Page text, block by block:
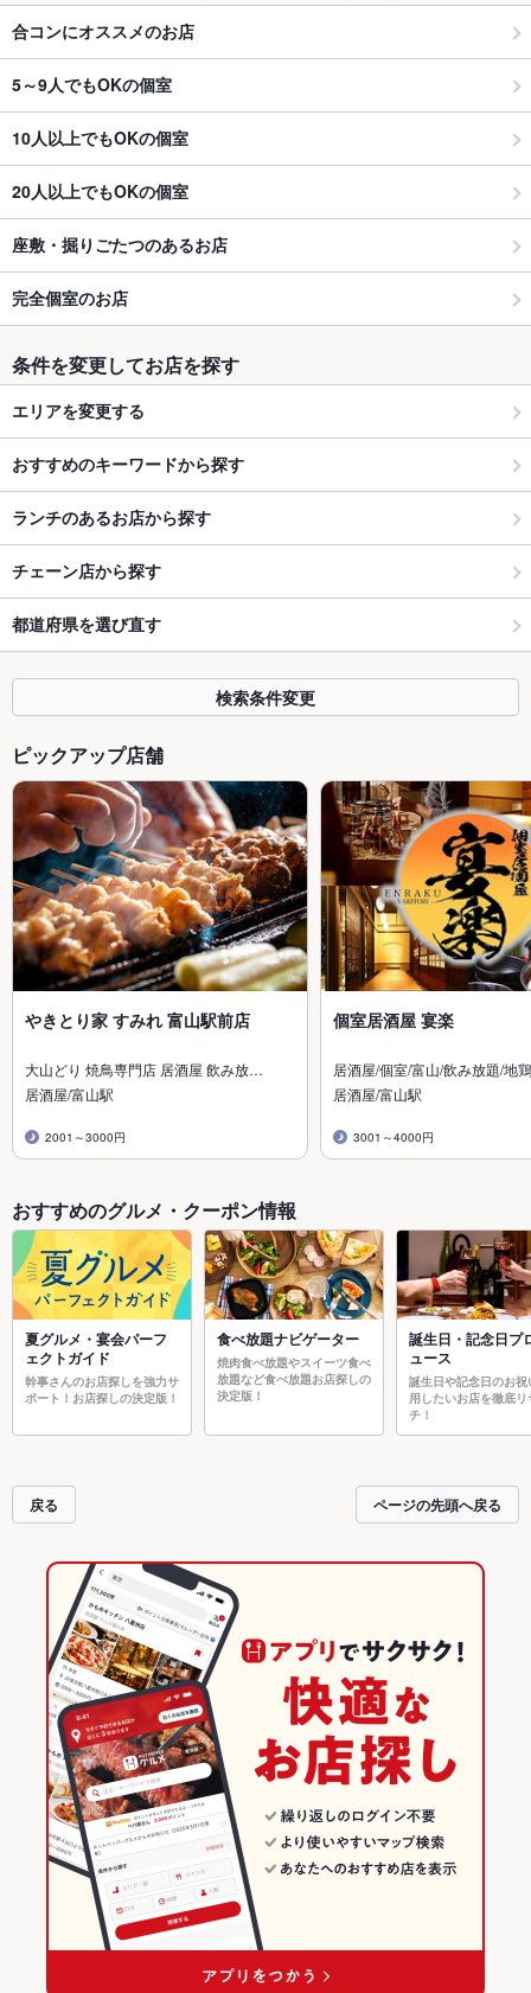
合コンにオススメのお店
5～9人でもOKの個室
10人以上でもOKの個室
20人以上でもOKの個室
座敷・掘りごたつのあるお店
完全個室のお店
条件を変更してお店を探す
エリアを変更する
おすすめのキーワードから探す
ランチのあるお店から探す
チェーン店から探す
都道府県を選び直す
検索条件変更
ピックアップ店舗
やきとり家 すみれ 富山駅前店
大山どり 焼鳥専門店 居酒屋 飲み放…
居酒屋/富山駅
2001～3000円
個室居酒屋 宴楽
居酒屋/個室/富山/飲み放題/地
居酒屋/富山駅
3001～4000円
おすすめのグルメ・クーポン情報
夏グルメ・宴会パーフ
ェクトガイド
幹事さんのお店探しを強力サ
ポート！お店探しの決定版！
食べ放題ナビゲーター
焼肉食べ放題やスイーツ食べ
放題など食べ放題お店探しの
決定版！
誕生日・記念日プ
ュース
誕生日や記念日のお祝
用したいお店を徹底リ
チ！
戻る ページの先頭へ戻る